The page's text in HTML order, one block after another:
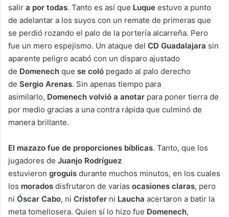
salir a por todas. Tanto es así que Luque estuvo a punto
de adelantar a los suyos con un remate de primeras que
se perdió rozando el palo de la portería alcarreña. Pero
fue un mero espejismo. Un ataque del CD Guadalajara sin
aparente peligro acabó con un disparo ajustado
de Domenech que se coló pegado al palo derecho
de Sergio Arenas. Sin apenas tiempo para
asimilarlo, Domenech volvió a anotar para poner tierra de
por medio gracias a una contra rápida que culminó de
manera brillante.
El mazazo fue de proporciones bíblicas. Tanto, que los
jugadores de Juanjo Rodríguez
estuvieron groguis durante muchos minutos, en los cuales
los morados disfrutaron de varias ocasiones claras, pero
ni Óscar Cabo, ni Crístofer ni Laucha acertaron a batir la
meta tomellosera. Quien sí lo hizo fue Domenech,